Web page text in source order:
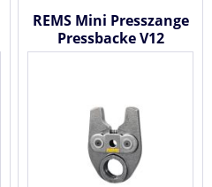
REMS Mini Presszange
Pressbacke V12